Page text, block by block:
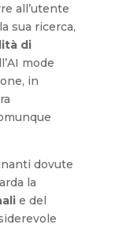
all’utente
sua ricerca,
di
mode
in
dovute
la
e del